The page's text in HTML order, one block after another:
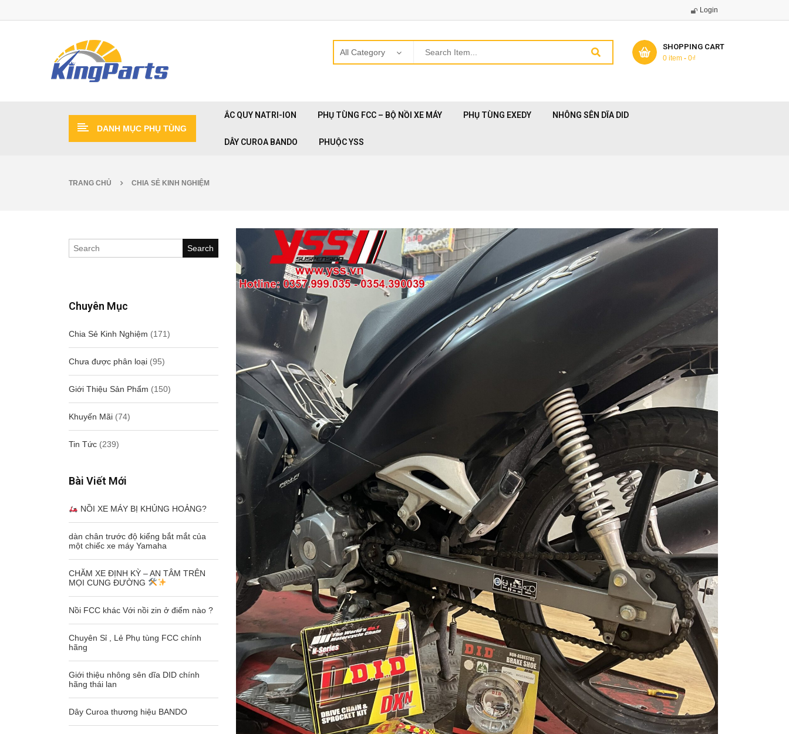
Login
SHOPPING CART
0 item - 0₫
DANH MỤC PHỤ TÙNG
ẮC QUY NATRI-ION PHỤ TÙNG FCC – BỘ NỒI XE MÁY PHỤ TÙNG EXEDY NHÔNG SÊN DĨA DID
DÂY CUROA BANDO PHUỘC YSS
TRANG CHỦ CHIA SẺ KINH NGHIỆM
Chuyên Mục
Chia Sẻ Kinh Nghiệm (171)
Chưa được phân loại (95)
Giới Thiệu Sản Phẩm (150)
Khuyến Mãi (74)
Tin Tức (239)
Bài Viết Mới
NỒI XE MÁY BỊ KHỦNG HOẢNG?
dàn chân trước độ kiểng bắt mắt của
một chiếc xe máy Yamaha
CHĂM XE ĐỊNH KỲ – AN TÂM TRÊN
MỌI CUNG ĐƯỜNG
Nồi FCC khác Với nồi zin ở điểm nào ?
Chuyên Sỉ , Lẻ Phụ tùng FCC chính
hãng
Giới thiệu nhông sên dĩa DID chính
hãng thái lan
Dây Curoa thương hiệu BANDO